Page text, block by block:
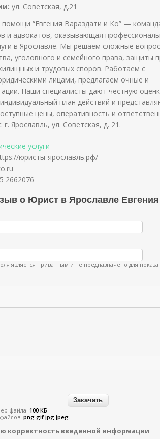
ул. Советская, д.21
“Евгения Вараздати и Ко” —
и адвокатов, оказывающая
в Ярославле. Мы решаем сложные
уголовного и семейного права, защиты
и трудовых споров. Работаем с
лицами, предлагаем очные и
Наши специалисты дают честную
план действий и
цены, оперативность и
Ярославль, ул. Советская, д. 21.
услуги
юристы-ярославль.рф/
2662076
о Юрист в Ярославле
является приватным и не предназначено для показа.
файла: 100 КБ.
png gif jpg jpeg.
корректность введенной информации